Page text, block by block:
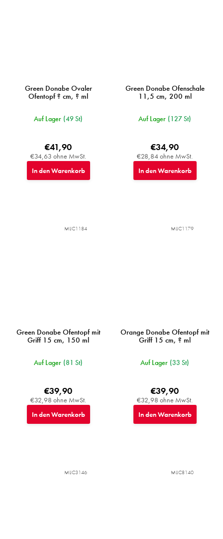
Green Donabe Ovaler
Ofentopf ? cm, ? ml
Auf Lager (49 St)
€34,63 ohne MwSt.
€41,90
In den Warenkorb
Green Donabe Ofenschale
11,5 cm, 200 ml
Auf Lager (127 St)
€28,84 ohne MwSt.
€34,90
In den Warenkorb
Green Donabe Ofentopf mit
Griff 15 cm, 150 ml
Auf Lager (81 St)
€32,98 ohne MwSt.
€39,90
In den Warenkorb
MIJC1184
Orange Donabe Ofentopf mit
Griff 15 cm, ? ml
Auf Lager (33 St)
€32,98 ohne MwSt.
€39,90
In den Warenkorb
MIJC1179
MIJC3146 MIJC8140